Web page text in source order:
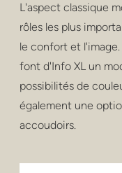
extérieur
soins de santé
L'aspect classique
rôles les plus
le confort et
font d'Info XL un
possibilités de
également une
accoudoirs.